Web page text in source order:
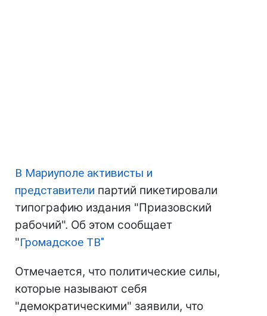
В Мариуполе активисты и
представители партий пикетировали
типографию издания "Приазовский
рабочий". Об этом сообщает
"Громадское ТВ"
Отмечается, что политические силы,
которые называют себя
"демократическими" заявили, что